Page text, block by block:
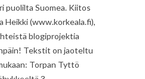
puolilta Suomea. Kiitos
Heikki (www.korkeala.fi),
blogiprojektia
Tekstit on jaoteltu
Torpan Tyttö